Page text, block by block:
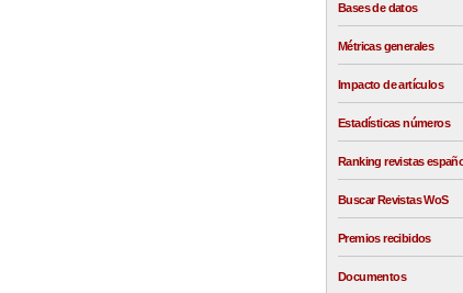
Bases de datos
Métricas generales
Impacto de artículos
Estadísticas números
Ranking revistas
Buscar Revistas WoS
Premios recibidos
Documentos